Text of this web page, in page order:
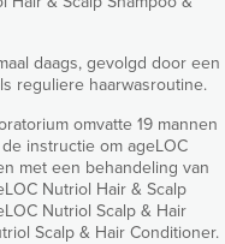
routine ageLOC Nutriol
Spa met behulp van de
Hydrogenated Coconut Acid,
Cocoyl Arginate, Hydrolyzed
Isethionate, Decyl Glucoside,
Acrylates/C10-30 Alkyl Acrylate
daags, gevolgd door een
reguliere haarwasroutine.
omvatte 19 mannen
instructie om ageLOC
met een behandeling van
Nutriol Hair & Scalp
Nutriol Scalp & Hair
Scalp & Hair Conditioner.